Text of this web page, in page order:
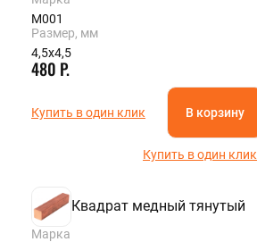
М001
Размер, мм
4,5х4,5
480 Р.
Купить в один клик В корзину
Купить в один клик
Квадрат медный тянутый
Марка